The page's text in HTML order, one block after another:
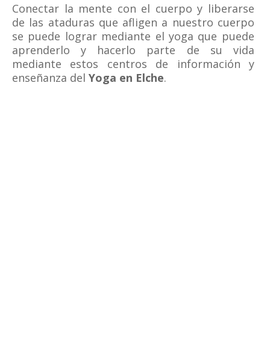
Conectar la mente con el cuerpo y liberarse
de las ataduras que afligen a nuestro cuerpo
se puede lograr mediante el yoga que puede
aprenderlo y hacerlo parte de su vida
mediante estos centros de información y
enseñanza del Yoga en Elche.